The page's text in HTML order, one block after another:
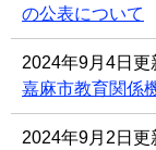
の公表について
2024年9月4日更
嘉麻市教育関係
2024年9月2日更